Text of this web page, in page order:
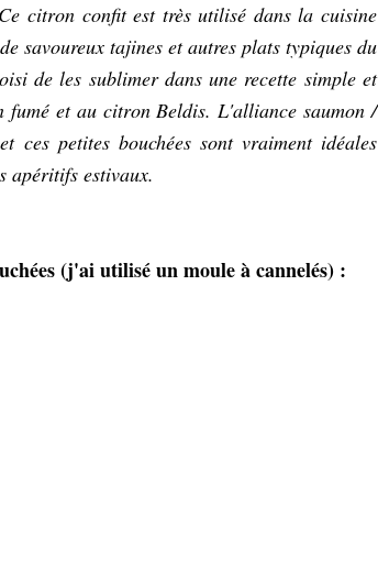
citron confit est très utilisé dans la cuisine
savoureux tajines et autres plats typiques du
de les sublimer dans une recette simple et
fumé et au citron Beldis. L'alliance saumon /
ces petites bouchées sont vraiment idéales
apéritifs estivaux.
(j'ai utilisé un moule à cannelés) :